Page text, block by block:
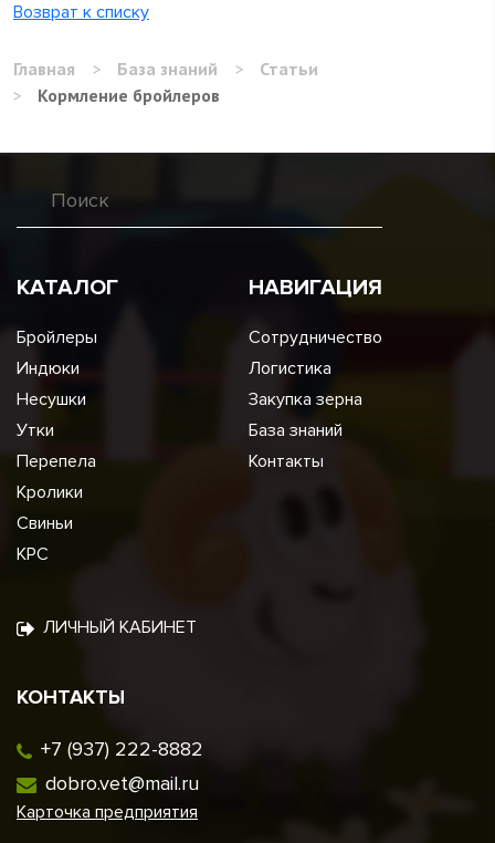
Возврат к списку
Главная > База знаний >
Статьи
>
Кормление бройлеров
КАТАЛОГ
Бройлеры
Индюки
Несушки
Утки
Перепела
Кролики
Свиньи
КРС
НАВИГАЦИЯ
Сотрудничество
Логистика
Закупка зерна
База знаний
Контакты
ЛИЧНЫЙ КАБИНЕТ
КОНТАКТЫ
+7 (937) 222-8882
dobro.vet@mail.ru
Карточка предприятия